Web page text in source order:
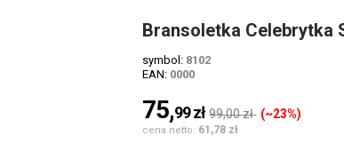
Bransoletka Celebrytka
symbol: 8102
EAN: 0000
75,99zł 99,00 zł (~23%)
cena netto: 61,78 zł